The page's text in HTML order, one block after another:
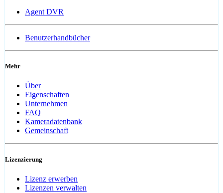
Agent DVR
Benutzerhandbücher
Mehr
Über
Eigenschaften
Unternehmen
FAQ
Kameradatenbank
Gemeinschaft
Lizenzierung
Lizenz erwerben
Lizenzen verwalten